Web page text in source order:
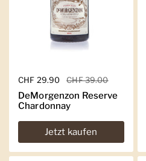
Regulärer Preis
CHF 29.90 Sale-Preis
CHF 39.00
DeMorgenzon Reserve
Chardonnay
Jetzt kaufen